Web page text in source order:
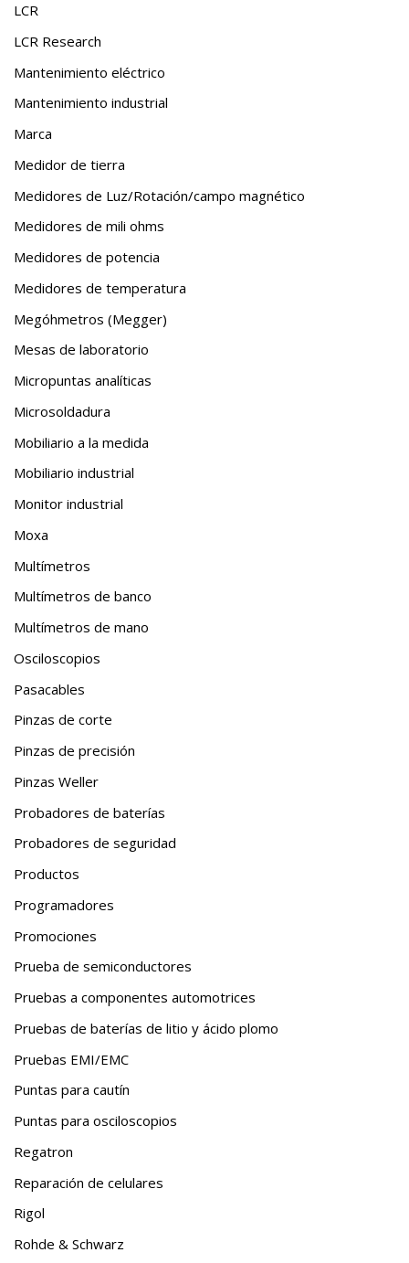
LCR
LCR Research
Mantenimiento eléctrico
Mantenimiento industrial
Marca
Medidor de tierra
Medidores de Luz/Rotación/campo magnético
Medidores de mili ohms
Medidores de potencia
Medidores de temperatura
Megóhmetros (Megger)
Mesas de laboratorio
Micropuntas analíticas
Microsoldadura
Mobiliario a la medida
Mobiliario industrial
Monitor industrial
Moxa
Multímetros
Multímetros de banco
Multímetros de mano
Osciloscopios
Pasacables
Pinzas de corte
Pinzas de precisión
Pinzas Weller
Probadores de baterías
Probadores de seguridad
Productos
Programadores
Promociones
Prueba de semiconductores
Pruebas a componentes automotrices
Pruebas de baterías de litio y ácido plomo
Pruebas EMI/EMC
Puntas para cautín
Puntas para osciloscopios
Regatron
Reparación de celulares
Rigol
Rohde & Schwarz